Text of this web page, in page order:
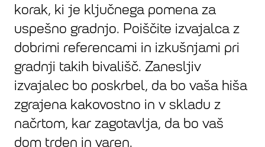
korak, ki je ključnega pomena za
uspešno gradnjo. Poiščite izvajalca z
dobrimi referencami in izkušnjami pri
gradnji takih bivališč. Zanesljiv
izvajalec bo poskrbel, da bo vaša hiša
zgrajena kakovostno in v skladu z
načrtom, kar zagotavlja, da bo vaš
dom trden in varen.